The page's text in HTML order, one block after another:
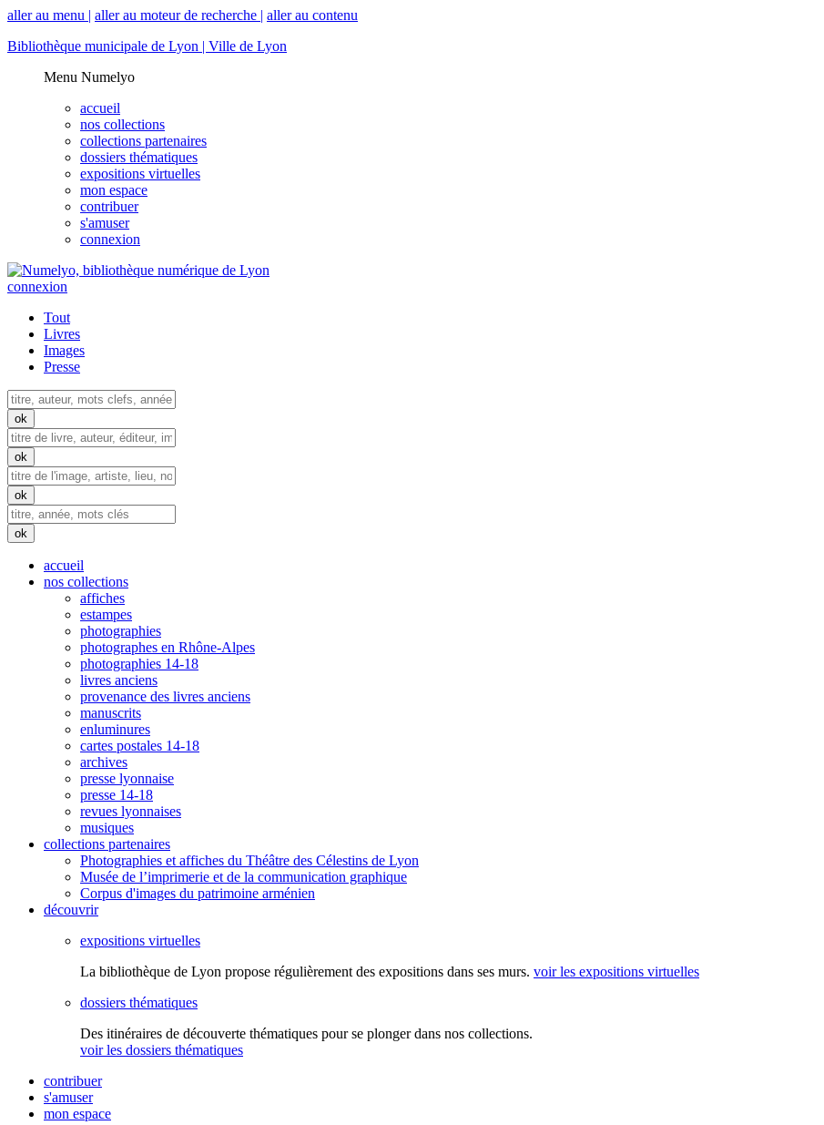
aller au menu | aller au moteur de recherche | aller au contenu
Bibliothèque municipale de Lyon | Ville de Lyon
Menu Numelyo
accueil
nos collections
collections partenaires
dossiers thématiques
expositions virtuelles
mon espace
contribuer
s'amuser
connexion
connexion
Tout
Livres
Images
Presse
accueil
nos collections
affiches
estampes
photographies
photographes en Rhône-Alpes
photographies 14-18
livres anciens
provenance des livres anciens
manuscrits
enluminures
cartes postales 14-18
archives
presse lyonnaise
presse 14-18
revues lyonnaises
musiques
collections partenaires
Photographies et affiches du Théâtre des Célestins de Lyon
Musée de l’imprimerie et de la communication graphique
Corpus d'images du patrimoine arménien
découvrir
expositions virtuelles
La bibliothèque de Lyon propose régulièrement des expositions dans ses murs. voir les expositions virtuelles
dossiers thématiques
Des itinéraires de découverte thématiques pour se plonger dans nos collections.
voir les dossiers thématiques
contribuer
s'amuser
mon espace